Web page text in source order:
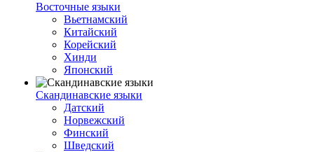
Восточные языки
Вьетнамский
Китайский
Корейский
Хинди
Японский
Скандинавские языки
Датский
Норвежский
Финский
Шведский